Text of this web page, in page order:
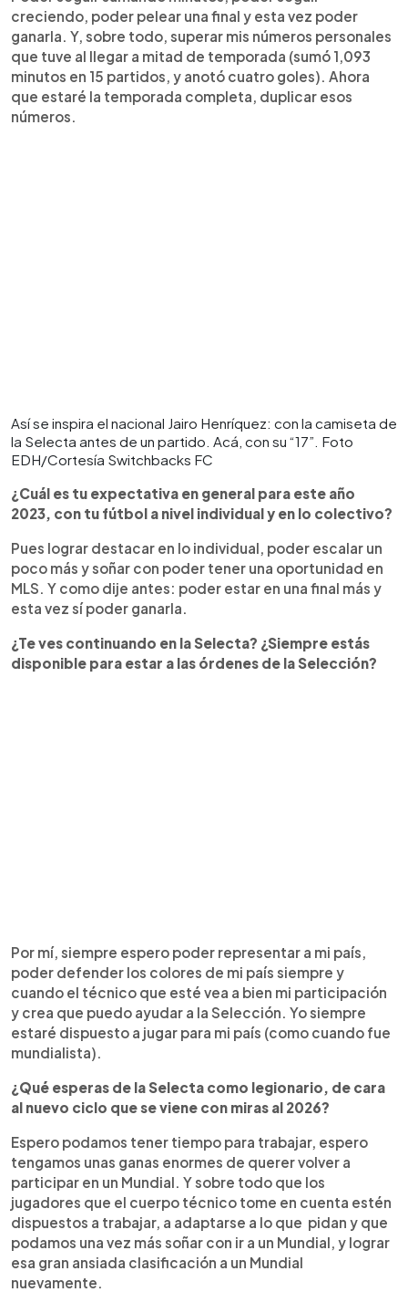
creciendo, poder pelear una final y esta vez poder
ganarla. Y, sobre todo, superar mis números personales
que tuve al llegar a mitad de temporada (sumó 1,093
minutos en 15 partidos, y anotó cuatro goles). Ahora
que estaré la temporada completa, duplicar esos
números.
Así se inspira el nacional Jairo Henríquez: con la camiseta de
la Selecta antes de un partido. Acá, con su “17”. Foto
EDH/Cortesía Switchbacks FC
¿Cuál es tu expectativa en general para este año
2023, con tu fútbol a nivel individual y en lo colectivo?
Pues lograr destacar en lo individual, poder escalar un
poco más y soñar con poder tener una oportunidad en
MLS. Y como dije antes: poder estar en una final más y
esta vez sí poder ganarla.
¿Te ves continuando en la Selecta? ¿Siempre estás
disponible para estar a las órdenes de la Selección?
Por mí, siempre espero poder representar a mi país,
poder defender los colores de mi país siempre y
cuando el técnico que esté vea a bien mi participación
y crea que puedo ayudar a la Selección. Yo siempre
estaré dispuesto a jugar para mi país (como cuando fue
mundialista).
¿Qué esperas de la Selecta como legionario, de cara
al nuevo ciclo que se viene con miras al 2026?
Espero podamos tener tiempo para trabajar, espero
tengamos unas ganas enormes de querer volver a
participar en un Mundial. Y sobre todo que los
jugadores que el cuerpo técnico tome en cuenta estén
dispuestos a trabajar, a adaptarse a lo que pidan y que
podamos una vez más soñar con ir a un Mundial, y lograr
esa gran ansiada clasificación a un Mundial
nuevamente.